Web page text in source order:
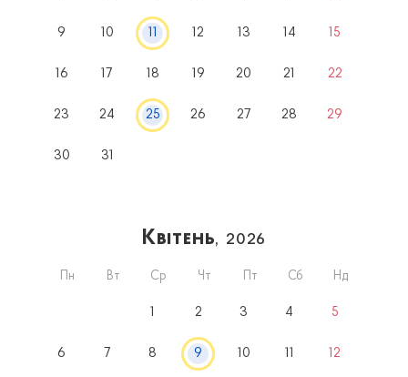
9 10 11 12 13 14 15
16 17 18 19 20 21 22
23 24 25 26 27 28 29
30 31
Квітень, 2026
Пн Вт Ср Чт Пт Сб Нд
1 2 3 4 5
6 7 8 9 10 11 12